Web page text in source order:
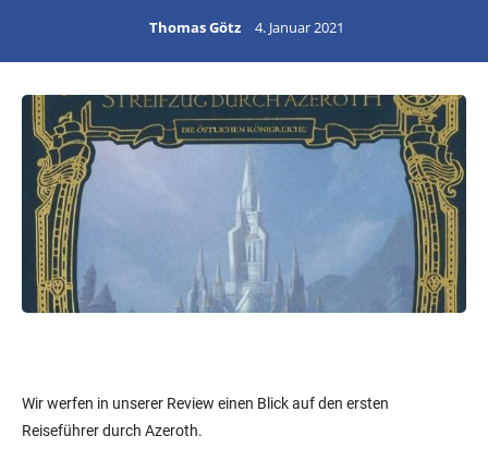
Thomas Götz 4. Januar 2021
Wir werfen in unserer Review einen Blick auf den ersten
Reiseführer durch Azeroth.